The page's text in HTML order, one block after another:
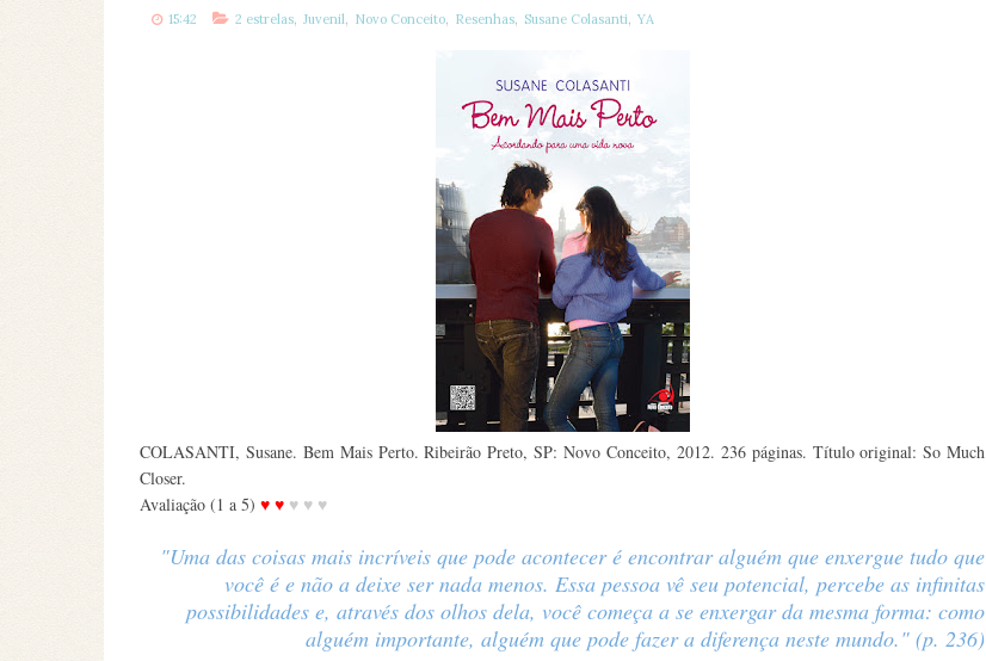
15:42 2 estrelas, Juvenil, Novo Conceito, Resenhas, Susane Colasanti, YA
COLASANTI, Susane. Bem Mais Perto. Ribeirão Preto, SP: Novo Conceito, 2012. 236 páginas. Título original: So Much
Closer.
Avaliação (1 a 5) ♥ ♥ ♥ ♥ ♥
"Uma das coisas mais incríveis que pode acontecer é encontrar alguém que enxergue tudo que
você é e não a deixe ser nada menos. Essa pessoa vê seu potencial, percebe as infinitas
possibilidades e, através dos olhos dela, você começa a se enxergar da mesma forma: como
alguém importante, alguém que pode fazer a diferença neste mundo." (p. 236)